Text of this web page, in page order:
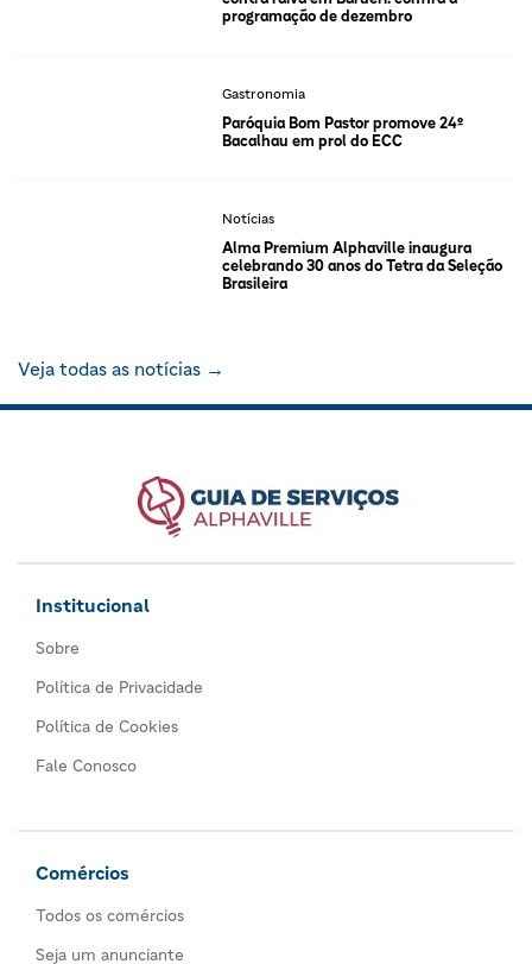
programação de dezembro
Gastronomia
Paróquia Bom Pastor promove 24º
Bacalhau em prol do ECC
Notícias
Alma Premium Alphaville inaugura
celebrando 30 anos do Tetra da Seleção
Brasileira
Veja todas as notícias →
Institucional
Sobre
Política de Privacidade
Política de Cookies
Fale Conosco
Comércios
Todos os comércios
Seja um anunciante